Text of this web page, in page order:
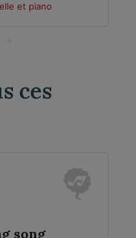
et piano
ces
song